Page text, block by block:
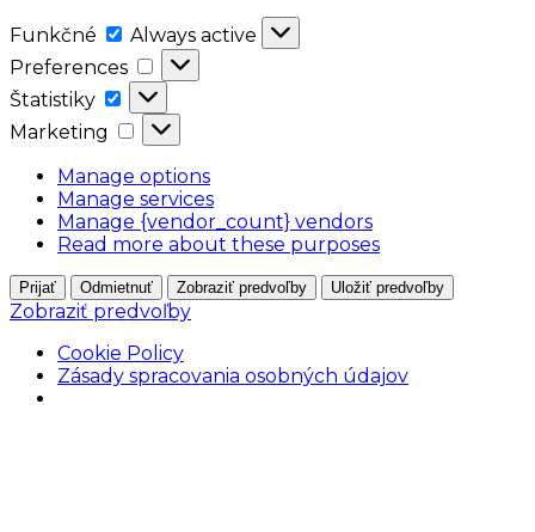
Funkčné Funkčné
Always active
Preferences
Preferences
Štatistiky
Štatistiky
Marketing
Marketing
Manage options
Manage services
Manage {vendor_count} vendors
Read more about these purposes
Prijať Odmietnuť Zobraziť predvoľby Uložiť predvoľby
Zobraziť predvoľby
Cookie Policy
Zásady spracovania osobných údajov